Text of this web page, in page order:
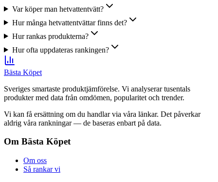
Var köper man hetvattentvätt?
Hur många hetvattentvättar finns det?
Hur rankas produkterna?
Hur ofta uppdateras rankingen?
Bästa Köpet
Sveriges smartaste produktjämförelse. Vi analyserar tusentals
produkter med data från omdömen, popularitet och trender.
Vi kan få ersättning om du handlar via våra länkar. Det påverkar
aldrig våra rankningar — de baseras enbart på data.
Om Bästa Köpet
Om oss
Så rankar vi